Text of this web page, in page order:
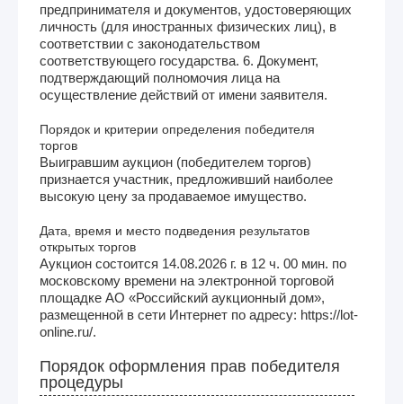
предпринимателя и документов, удостоверяющих
личность (для иностранных физических лиц), в
соответствии с законодательством
соответствующего государства. 6. Документ,
подтверждающий полномочия лица на
осуществление действий от имени заявителя.
Порядок и критерии определения победителя
торгов
Выигравшим аукцион (победителем торгов)
признается участник, предложивший наиболее
высокую цену за продаваемое имущество.
Дата, время и место подведения результатов
открытых торгов
Аукцион состоится 14.08.2026 г. в 12 ч. 00 мин. по
московскому времени на электронной торговой
площадке АО «Российский аукционный дом»,
размещенной в сети Интернет по адресу: https://lot-
online.ru/.
Порядок оформления прав победителя
процедуры